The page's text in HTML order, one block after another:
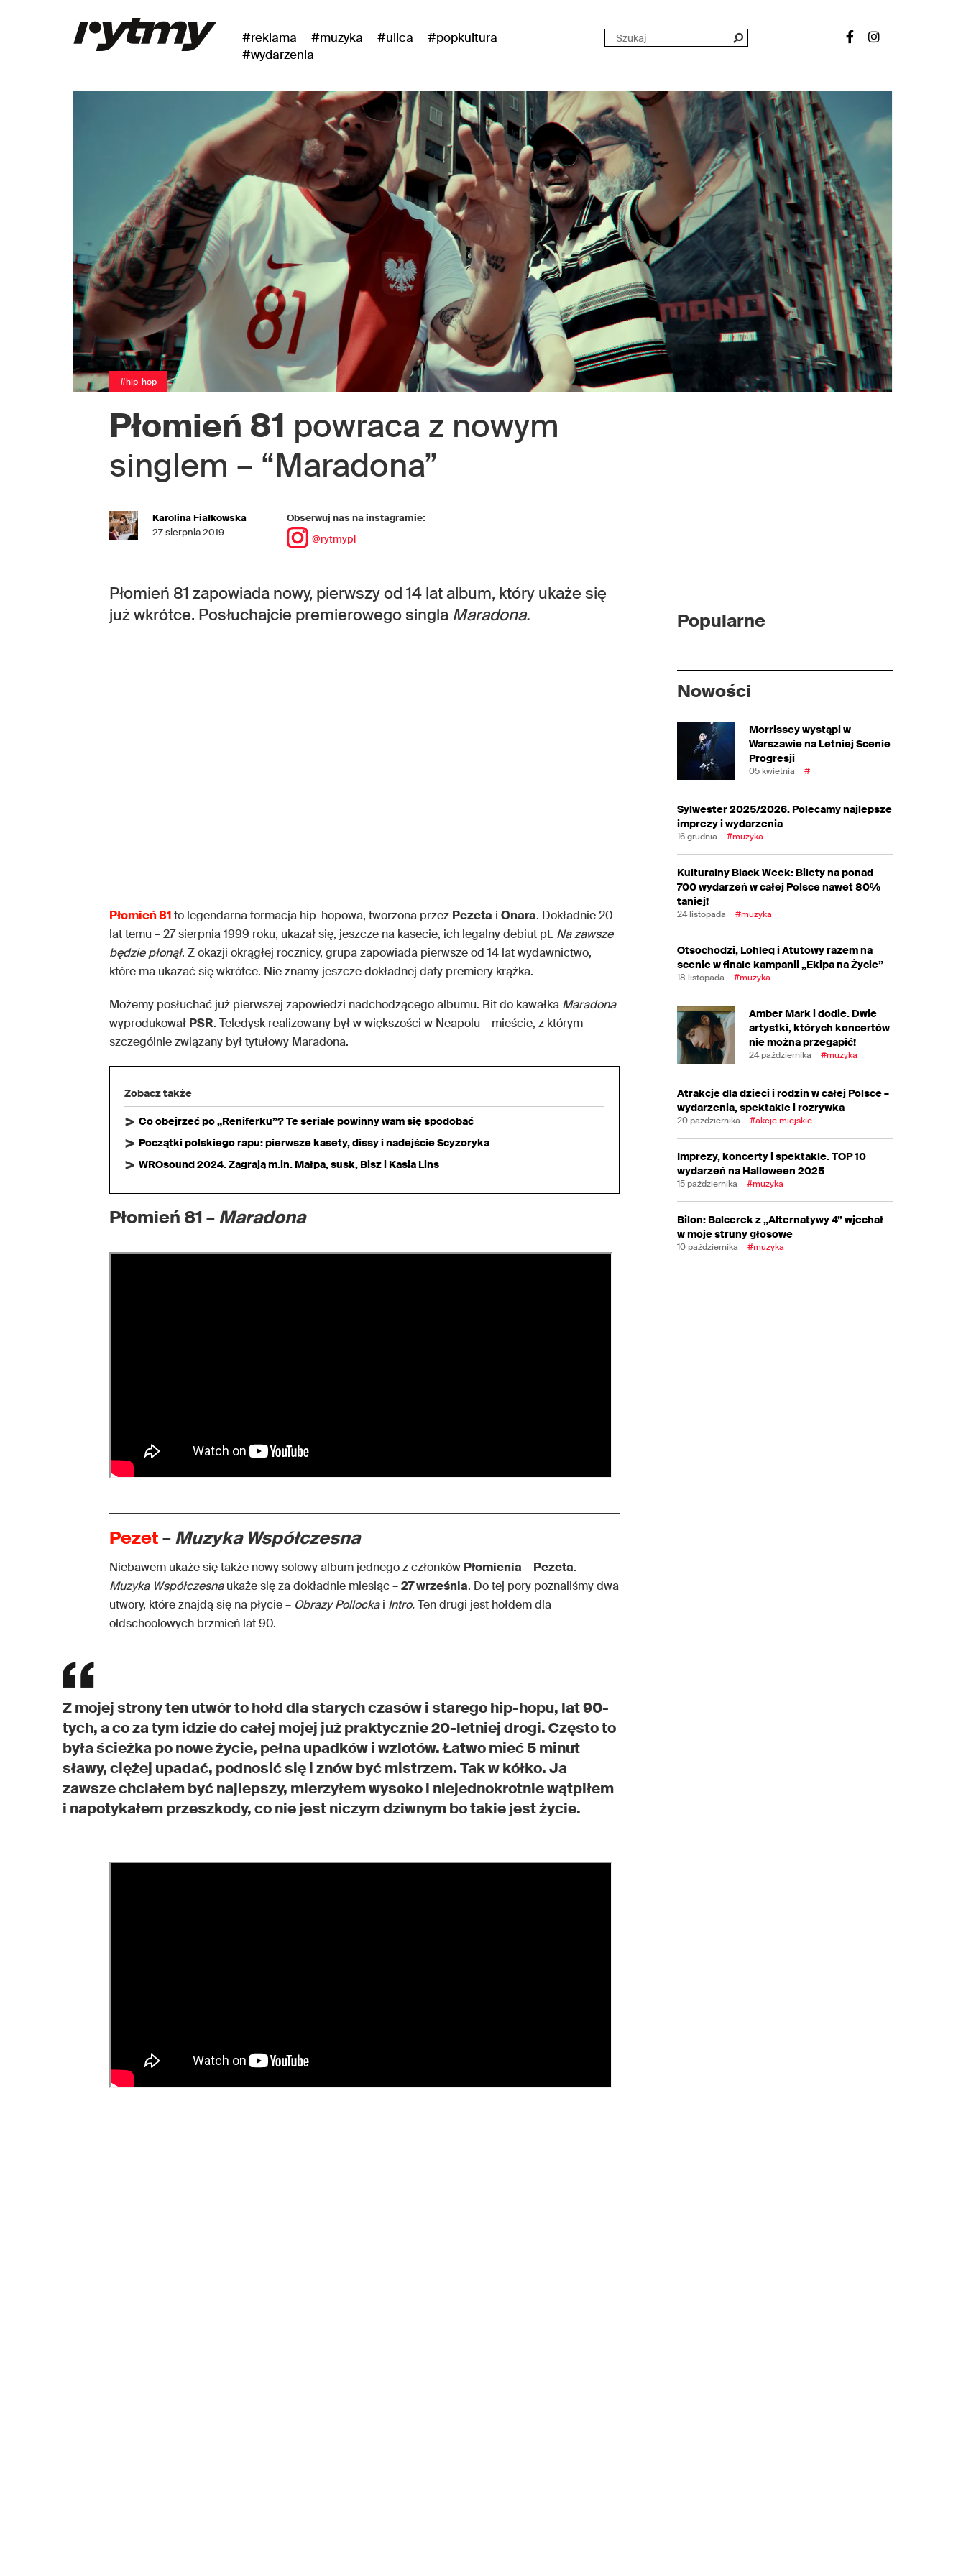
#reklama #muzyka #ulica
#popkultura
#wydarzenia
#hip-hop
Płomień 81 powraca z nowym
singlem – “Maradona”
Karolina Fiałkowska
27 sierpnia 2019
Obserwuj nas na instagramie:
@rytmypl
Płomień 81 zapowiada nowy, pierwszy od 14 lat album, który ukaże się
już wkrótce. Posłuchajcie premierowego singla Maradona.
Płomień 81to legendarna formacja hip-hopowa, tworzona przez Pezeta i Onara. Dokładnie 20
lat temu – 27 sierpnia 1999 roku, ukazał się, jeszcze na kasecie, ich legalny debiut pt. Na zawsze
będzie płonął. Z okazji okrągłej rocznicy, grupa zapowiada pierwsze od 14 lat wydawnictwo,
które ma ukazać się wkrótce. Nie znamy jeszcze dokładnej daty premiery krążka.
Możemy posłuchać już pierwszej zapowiedzi nadchodzącego albumu. Bit do kawałka Maradona
wyprodukował PSR. Teledysk realizowany był w większości w Neapolu – mieście, z którym
szczególnie związany był tytułowy Maradona.
Zobacz także
Co obejrzeć po „Reniferku”? Te seriale powinny wam się spodobać
Początki polskiego rapu: pierwsze kasety, dissy i nadejście Scyzoryka
WROsound 2024. Zagrają m.in. Małpa, susk, Bisz i Kasia Lins
Płomień 81 –Maradona
Pezet–Muzyka Współczesna
Niebawem ukaże się także nowy solowy album jednego z członków Płomienia – Pezeta.
Muzyka Współczesnaukaże się za dokładnie miesiąc –27 września. Do tej pory poznaliśmy dwa
utwory, które znajdą się na płycie – Obrazy Pollockai Intro.Ten drugi jest hołdem dla
oldschoolowych brzmień lat 90.
Z mojej strony ten utwór to hołd dla starych czasów i starego hip-hopu, lat 90-
tych, a co za tym idzie do całej mojej już praktycznie 20-letniej drogi. Często to
była ścieżka po nowe życie, pełna upadków i wzlotów. Łatwo mieć 5 minut
sławy, ciężej upadać, podnosić się i znów być mistrzem. Tak w kółko. Ja
zawsze chciałem być najlepszy, mierzyłem wysoko i niejednokrotnie wątpiłem
i napotykałem przeszkody, co nie jest niczym dziwnym bo takie jest życie.
Popularne
Nowości
Morrissey wystąpi w
Warszawie na Letniej Scenie
Progresji
05 kwietnia #
Sylwester 2025/2026. Polecamy najlepsze
imprezy i wydarzenia
16 grudnia #muzyka
Kulturalny Black Week: Bilety na ponad
700 wydarzeń w całej Polsce nawet 80%
taniej!
24 listopada #muzyka
Otsochodzi, Lohleq i Atutowy razem na
scenie w finale kampanii „Ekipa na Życie”
18 listopada #muzyka
Amber Mark i dodie. Dwie
artystki, których koncertów
nie można przegapić!
24 października #muzyka
Atrakcje dla dzieci i rodzin w całej Polsce –
wydarzenia, spektakle i rozrywka
20 października #akcje miejskie
Imprezy, koncerty i spektakle. TOP 10
wydarzeń na Halloween 2025
15 października #muzyka
Bilon: Balcerek z „Alternatywy 4” wjechał
w moje struny głosowe
10 października #muzyka